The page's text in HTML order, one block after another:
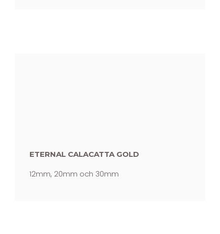
ETERNAL CALACATTA GOLD
12mm, 20mm och 30mm